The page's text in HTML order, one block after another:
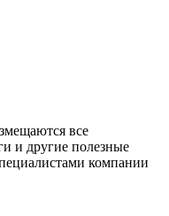
все
и другие полезные
компании